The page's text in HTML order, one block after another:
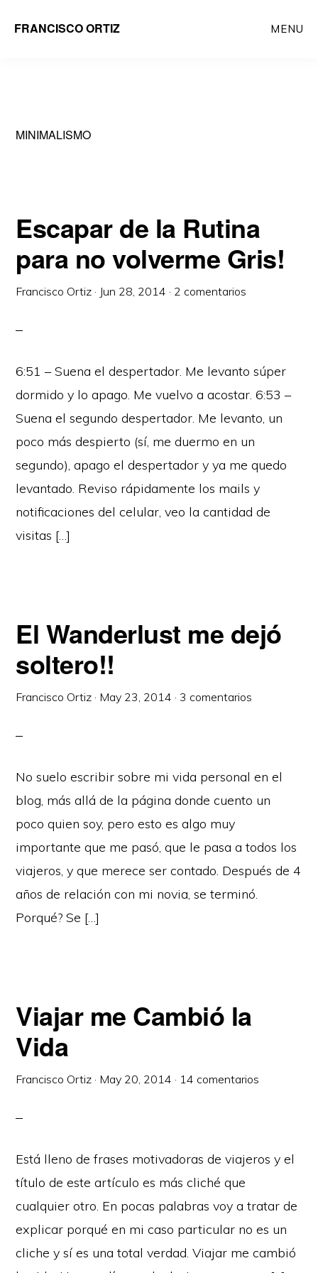
FRANCISCO ORTIZ MENU
MINIMALISMO
Escapar de la Rutina
para no volverme Gris!
Francisco Ortiz · Jun 28, 2014 · 2 comentarios
6:51 – Suena el despertador. Me levanto súper
dormido y lo apago. Me vuelvo a acostar. 6:53 –
Suena el segundo despertador. Me levanto, un
poco más despierto (sí, me duermo en un
segundo), apago el despertador y ya me quedo
levantado. Reviso rápidamente los mails y
notificaciones del celular, veo la cantidad de
visitas […]
El Wanderlust me dejó
soltero!!
Francisco Ortiz · May 23, 2014 · 3 comentarios
No suelo escribir sobre mi vida personal en el
blog, más allá de la página donde cuento un
poco quien soy, pero esto es algo muy
importante que me pasó, que le pasa a todos los
viajeros, y que merece ser contado. Después de 4
años de relación con mi novia, se terminó.
Porqué? Se […]
Viajar me Cambió la
Vida
Francisco Ortiz · May 20, 2014 · 14 comentarios
Está lleno de frases motivadoras de viajeros y el
título de este artículo es más cliché que
cualquier otro. En pocas palabras voy a tratar de
explicar porqué en mi caso particular no es un
cliche y sí es una total verdad. Viajar me cambió